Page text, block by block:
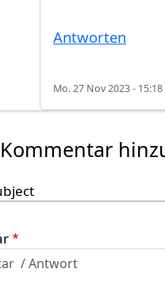
Antworten
Mo. 27 Nov 2023 - 15:18